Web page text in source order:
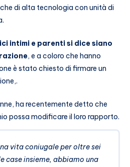
di alta tecnologia con unità di
intimi e parenti si dice siano
, e a coloro che hanno
è stato chiesto di firmare un
ha recentemente detto che
possa modificare il loro rapporto.
vita coniugale per oltre sei
case insieme, abbiamo una